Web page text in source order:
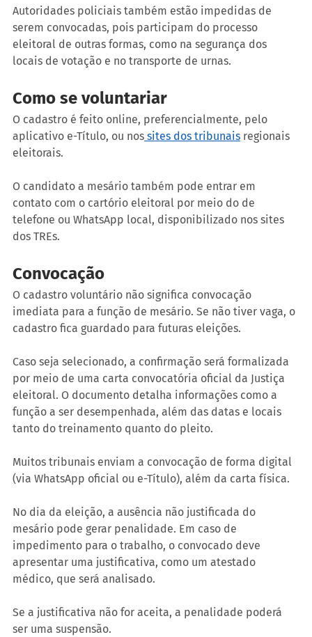
Autoridades policiais também estão impedidas de
serem convocadas, pois participam do processo
eleitoral de outras formas, como na segurança dos
locais de votação e no transporte de urnas.
Como se voluntariar
O cadastro é feito online, preferencialmente, pelo
aplicativo e-Título, ou nos sites dos tribunais regionais
eleitorais.
O candidato a mesário também pode entrar em
contato com o cartório eleitoral por meio do de
telefone ou WhatsApp local, disponibilizado nos sites
dos TREs.
Convocação
O cadastro voluntário não significa convocação
imediata para a função de mesário. Se não tiver vaga, o
cadastro fica guardado para futuras eleições.
Caso seja selecionado, a confirmação será formalizada
por meio de uma carta convocatória oficial da Justiça
eleitoral. O documento detalha informações como a
função a ser desempenhada, além das datas e locais
tanto do treinamento quanto do pleito.
Muitos tribunais enviam a convocação de forma digital
(via WhatsApp oficial ou e-Título), além da carta física.
No dia da eleição, a ausência não justificada do
mesário pode gerar penalidade. Em caso de
impedimento para o trabalho, o convocado deve
apresentar uma justificativa, como um atestado
médico, que será analisado.
Se a justificativa não for aceita, a penalidade poderá
ser uma suspensão.